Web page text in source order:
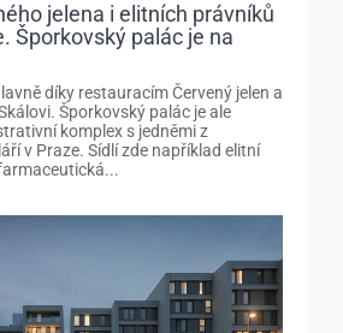
jelena i elitních právníků
Šporkovský palác je na
díky restauracím Červený jelen a
Šporkovský palác je ale
komplex s jedněmi z
v Praze. Sídlí zde například elitní